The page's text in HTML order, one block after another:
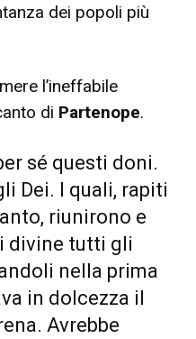
dei popoli più
l’ineffabile
di Partenope.
sé questi doni.
Dei. I quali, rapiti
riunirono e
divine tutti gli
nella prima
in dolcezza il
Avrebbe